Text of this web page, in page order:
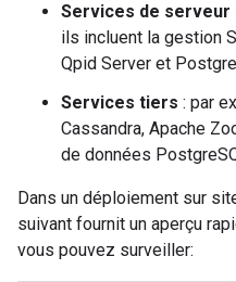
Services de serveur
ils incluent la gestion
Qpid Server et
Services tiers : par
Cassandra, Apache
de données
Dans un déploiement sur
suivant fournit un aperçu
vous pouvez surveiller: